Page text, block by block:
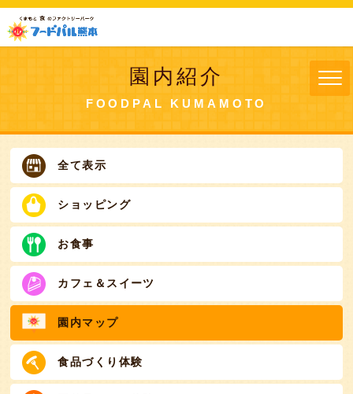
園内紹介
FOODPAL KUMAMOTO
全て表示
ショッピング
お食事
カフェ＆スイーツ
園内マップ
食品づくり体験